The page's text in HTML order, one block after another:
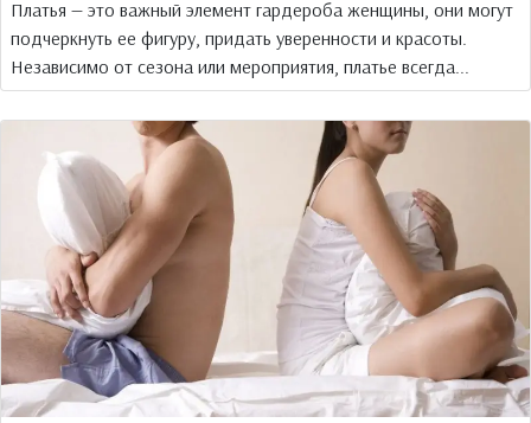
Платья — это важный элемент гардероба женщины, они могут
подчеркнуть ее фигуру, придать уверенности и красоты.
Независимо от сезона или мероприятия, платье всегда...